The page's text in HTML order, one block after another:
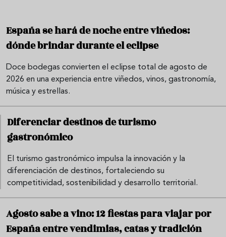
España se hará de noche entre viñedos:
dónde brindar durante el eclipse
Doce bodegas convierten el eclipse total de agosto de
2026 en una experiencia entre viñedos, vinos, gastronomía,
música y estrellas.
Diferenciar destinos de turismo
gastronómico
El turismo gastronómico impulsa la innovación y la
diferenciación de destinos, fortaleciendo su
competitividad, sostenibilidad y desarrollo territorial.
Agosto sabe a vino: 12 fiestas para viajar por
España entre vendimias, catas y tradición